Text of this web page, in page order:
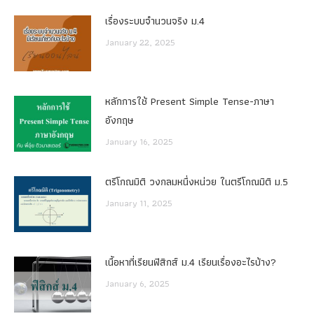
เรื่องระบบจํานวนจริง ม.4
January 22, 2025
หลักการใช้ Present Simple Tense-ภาษา
อังกฤษ
January 16, 2025
ตรีโกณมิติ วงกลมหนึ่งหน่วย ในตรีโกณมิติ ม.5
January 11, 2025
เนื้อหาที่เรียนฟิสิกส์ ม.4 เรียนเรื่องอะไรบ้าง?
January 6, 2025